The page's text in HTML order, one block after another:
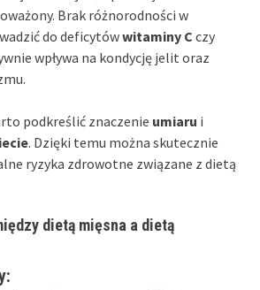
Brak różnorodności w
do deficytówwitaminy C czy
wpływa na kondycję jelit oraz
podkreślić znaczenie umiaru i
. Dzięki temu można skutecznie
ryzyka zdrowotne związane z dietą
dietą mięsna a dietą